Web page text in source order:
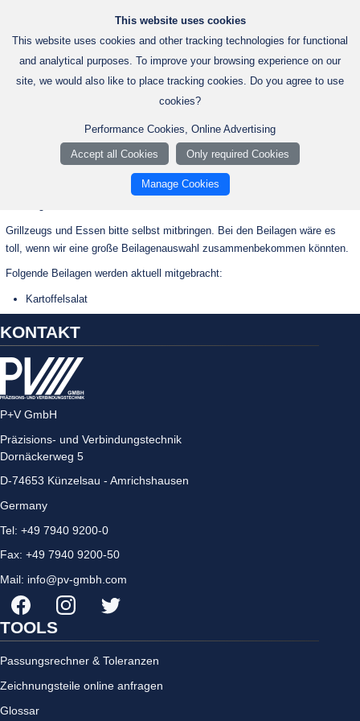
StartseitePage TCI Event 25.07.2025
TCI Event 25.07.2025
Am 25.07.2025 gilt Selbstverpflegung.
Getränke aus dem Automaten stehen bereit, ebenso wird eine
Grillzeugs und Essen bitte selbst mitbringen. Bei den Beilagen wäre es
toll, wenn wir eine große Beilagenauswahl zusammenbekommen könnten.
Folgende Beilagen werden aktuell mitgebracht:
Kartoffelsalat
KONTAKT
P+V GmbH
Präzisions- und Verbindungstechnik
Dornäckerweg 5
D-74653 Künzelsau - Amrichshausen
Germany
Tel: +49 7940 9200-0
Fax: +49 7940 9200-50
Mail: info@pv-gmbh.com
facebookInstagramTwitter
TOOLS
Passungsrechner & Toleranzen
Zeichnungsteile online anfragen
Glossar
This website uses cookies
This website uses cookies and other tracking technologies for functional
and analytical purposes. To improve your browsing experience on our
site, we would also like to place tracking cookies. Do you agree to use
cookies?
Performance Cookies, Online Advertising
Accept all Cookies Only required Cookies
Manage Cookies